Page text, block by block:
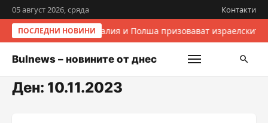
05 август 2026, сряда Контакти
ПОСЛЕДНИ НОВИНИИталия и Полша призовават
Bulnews – новините от днес
Ден: 10.11.2023